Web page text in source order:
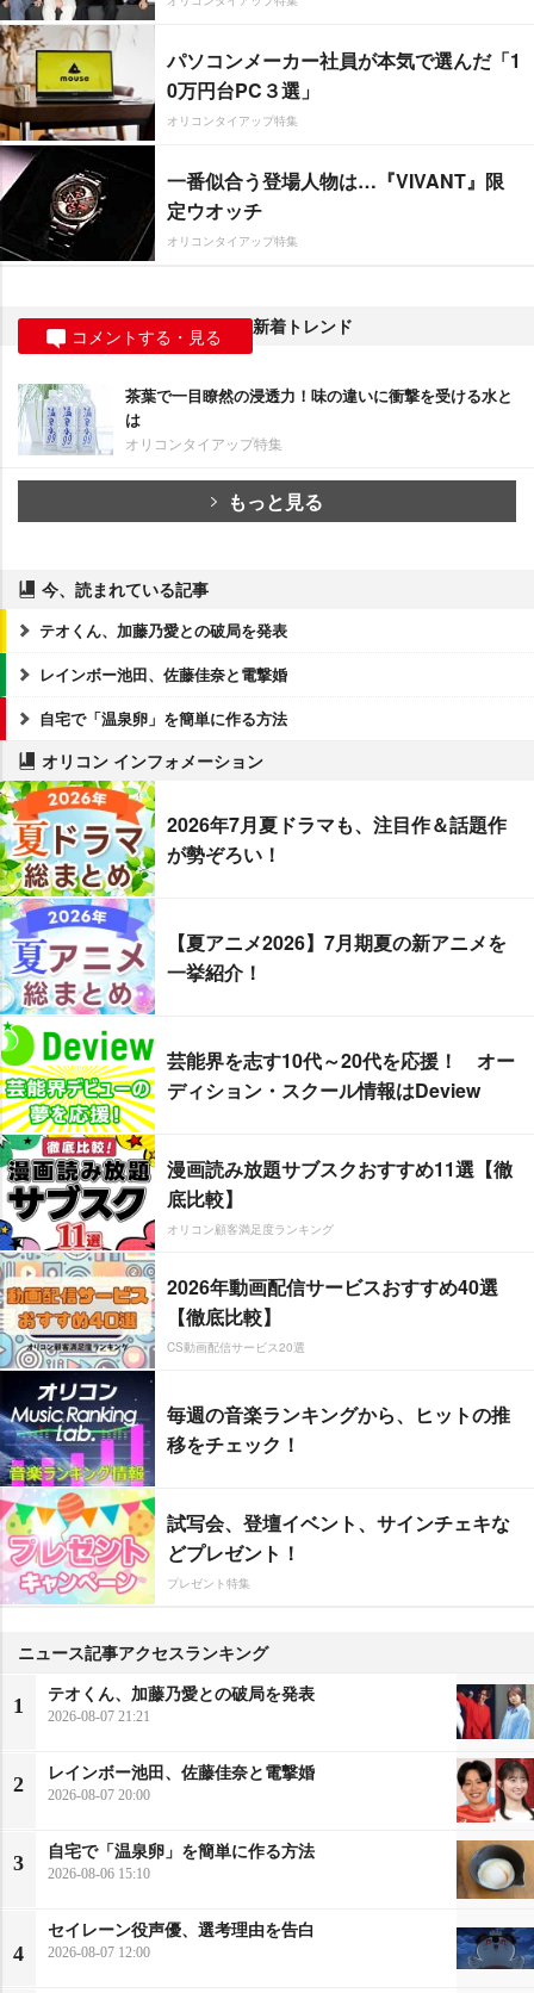
パソコンメーカー社員が本気で選んだ「1
0万円台PC３選」
オリコンタイアップ特集
一番似合う登場人物は…『VIVANT』限
定ウオッチ
オリコンタイアップ特集
コメントする・見る 新着トレンド
茶葉で一目瞭然の浸透力！味の違いに衝撃を受ける水と
は
オリコンタイアップ特集
もっと見る
今、読まれている記事
テオくん、加藤乃愛との破局を発表
レインボー池田、佐藤佳奈と電撃婚
自宅で「温泉卵」を簡単に作る方法
オリコン インフォメーション
2026年7月夏ドラマも、注目作＆話題作
が勢ぞろい！
【夏アニメ2026】7月期夏の新アニメを
一挙紹介！
芸能界を志す10代～20代を応援！ オー
ディション・スクール情報はDeview
漫画読み放題サブスクおすすめ11選【徹
底比較】
オリコン顧客満足度ランキング
2026年動画配信サービスおすすめ40選
【徹底比較】
CS動画配信サービス20選
毎週の音楽ランキングから、ヒットの推
移をチェック！
試写会、登壇イベント、サインチェキな
どプレゼント！
プレゼント特集
ニュース記事アクセスランキング
1
テオくん、加藤乃愛との破局を発表
2026-08-07 21:21
2
レインボー池田、佐藤佳奈と電撃婚
2026-08-07 20:00
3
自宅で「温泉卵」を簡単に作る方法
2026-08-06 15:10
4
セイレーン役声優、選考理由を告白
2026-08-07 12:00